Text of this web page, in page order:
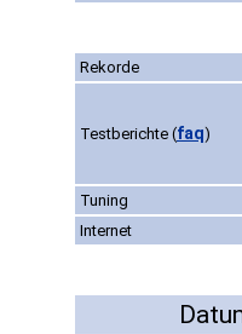
Rekorde
Testberichte (faq)
Tuning
Internet